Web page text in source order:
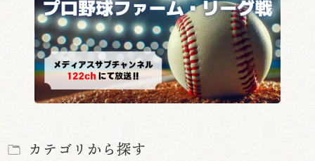
カテゴリから探す